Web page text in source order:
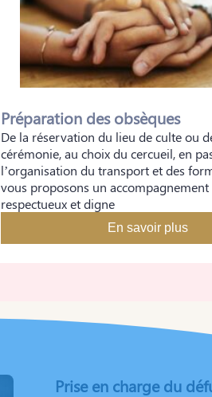
Préparation des obsèques
De la réservation du lieu de culte ou
cérémonie, au choix du cercueil, en
l’organisation du transport et des
vous proposons un accompagnement
respectueux et digne
En savoir plus
Prise en charge du